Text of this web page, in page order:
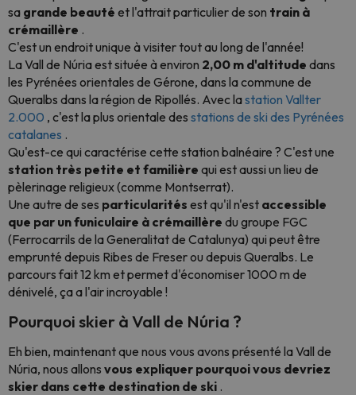
sa grande beauté et l'attrait particulier de son train à
crémaillère .
C'est un endroit unique à visiter tout au long de l'année!
La Vall de Núria est située à environ 2,00 m d'altitude dans
les Pyrénées orientales de Gérone, dans la commune de
Queralbs dans la région de Ripollés. Avec lastation Vallter
2.000 , c'est la plus orientale des stations de ski des Pyrénées
catalanes .
Qu'est-ce qui caractérise cette station balnéaire ? C'est une
station très petite et familière qui est aussi un lieu de
pèlerinage religieux (comme Montserrat).
Une autre de ses particularités est qu'il n'est accessible
que par un funiculaire à crémaillère du groupe FGC
(Ferrocarrils de la Generalitat de Catalunya) qui peut être
emprunté depuis Ribes de Freser ou depuis Queralbs. Le
parcours fait 12 km et permet d'économiser 1000 m de
dénivelé, ça a l'air incroyable !
Pourquoi skier à Vall de Núria ?
Eh bien, maintenant que nous vous avons présenté la Vall de
Núria, nous allons vous expliquer pourquoi vous devriez
skier dans cette destination de ski .